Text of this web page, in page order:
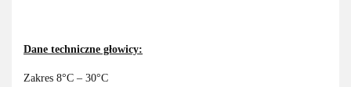
Dane techniczne głowicy:
Zakres 8°C – 30°C